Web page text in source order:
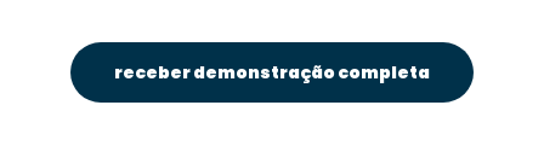
receber demonstração completa